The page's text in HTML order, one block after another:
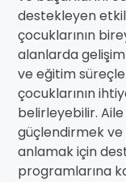
destekleyen
çocuklarının
alanlarda
ve eğitim
çocuklarının
belirleyebilir.
güçlendirmek ve
anlamak için
programlarına